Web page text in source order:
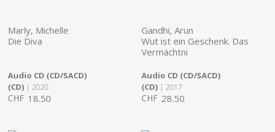
Marly, Michelle
Die Diva
Audio CD (CD/SACD)
(CD)| 2020
CHF 18.50
Gandhi, Arun
Wut ist ein Geschenk. Das
Vermächtni
Audio CD (CD/SACD)
(CD) | 2017
CHF 28.50